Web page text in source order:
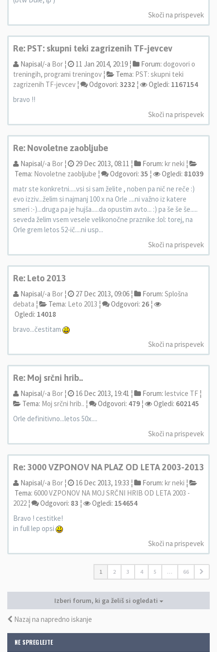
NE SPREGLEJTE
Skoči na prispevek
Re: PST: skupni teki zagrizenih TF-jevcev
Napisal/-a Bor ¦ 11 Jan 2014, 20:19 ¦ Forum: dogovori o
treningih, programi treningov ¦ Tema: PST: skupni teki
zagrizenih TF-jevcev ¦ Odgovori: 3232 ¦ Ogledi: 1167154
bravo !!
Skoči na prispevek
Re: Novoletne zaobljube
Napisal/-a Bor ¦ 29 Dec 2013, 08:11 ¦ Forum: kr neki ¦
Tema: Novoletne zaobljube ¦ Odgovori: 35 ¦ Ogledi: 81039
matr ste konkretni.....vsi si sam želite , noben pa nič ne reče :)
evo izziv...želim si najmanj 100 x na Orle ....ni važno iz katere
smeri :-)...druga pa je hujša.....da opustim avto... :) pa še še še.....
seveda želim vsem vesele velikonočne praznike :lol: torej, na
Orle grem letos 52-ič....ni usp...
Skoči na prispevek
Re: Leto 2013
Napisal/-a Bor ¦ 27 Dec 2013, 09:06 ¦ Forum: Splošna
debata ¦ Tema: Leto 2013 ¦ Odgovori: 26 ¦
Ogledi: 14018
bravo...čestitam
Skoči na prispevek
Re: Moj srčni hrib..
Napisal/-a Bor ¦ 16 Dec 2013, 19:41 ¦ Forum: lestvice TF ¦
Tema: Moj srčni hrib.. ¦ Odgovori: 479 ¦ Ogledi: 602145
Orle definitivno...letos 50x....
Skoči na prispevek
Re: 3000 VZPONOV NA PLAZ OD LETA 2003-2013
Napisal/-a Bor ¦ 16 Dec 2013, 19:33 ¦ Forum: kr neki ¦
Tema: 6000 VZPONOV NA MOJ SRČNI HRIB OD LETA 2003 -
2022 ¦ Odgovori: 83 ¦ Ogledi: 154654
Bravo ! cestitke!
in full lep opsi
Skoči na prispevek
1 2 3 4 5 … 66
Izberi forum, ki ga želiš si ogledati
Nazaj na napredno iskanje